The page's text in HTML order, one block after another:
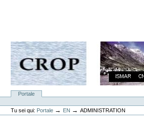
navigazione
Portale
Strumenti
personali
Tu sei qui: Portale → EN →ADMINISTRATION